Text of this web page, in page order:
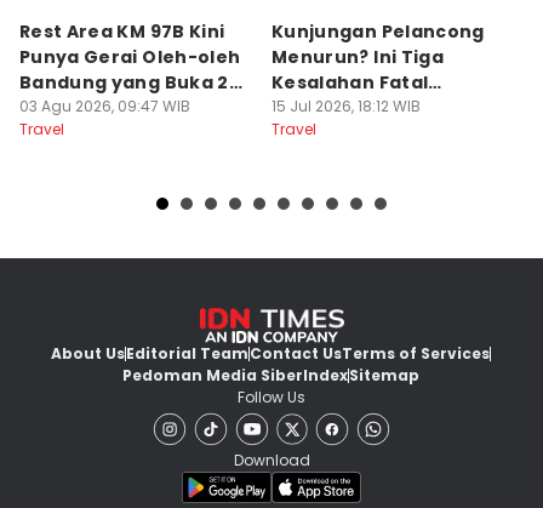
Rest Area KM 97B Kini
Punya Gerai Oleh-oleh
Bandung yang Buka 24
Jam
03 Agu 2026, 09:47 WIB
Travel
Kunjungan Pelancong
Menurun? Ini Tiga
Kesalahan Fatal
Pengelola Wisata
15 Jul 2026, 18:12 WIB
Travel
About UsEditorial TeamContact UsTerms of Services
Pedoman Media SiberIndexSitemap
Follow Us
Download